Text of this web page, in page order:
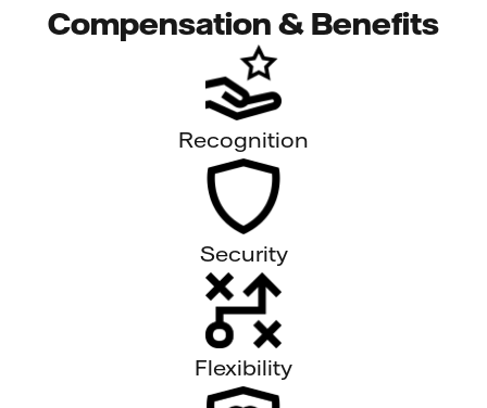
Compensation & Benefits
Recognition
Security
Flexibility